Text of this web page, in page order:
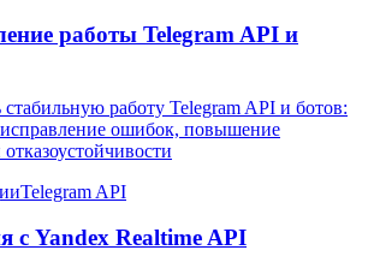
работы Telegram API и
стабильную работу Telegram API и ботов:
исправление ошибок, повышение
Telegram API
с Yandex Realtime API